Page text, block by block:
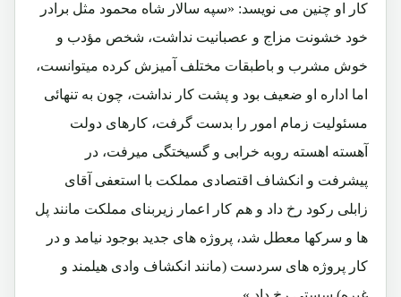
کار او چنین می نویسد: «سپه سالار شاه محمود مثل برادر
خود خشونت مزاج و عصبانیت نداشت، شخص مؤدب و
خوش مشرب و باطبقات مختلف آمیزش کرده میتوانست،
اما اداره او ضعیف بود و پشت کار نداشت، چون به تنهائی
مسئولیت زمام امور را بدست گرفت، کارهای دولت
آهسته اهسته روبه خرابی و گسیختگی میرفت، در
پیشرفت و انکشاف اقتصادی مملکت با استعفی آقای
زابلی رکود رخ داد و هم کار اعمار زیربنای مملکت مانند پل
ها و سرکها معطل شد، پروژه های جدید بوجود نیامد و در
کار پروژه های سردست (مانند انکشاف وادی هیلمند و